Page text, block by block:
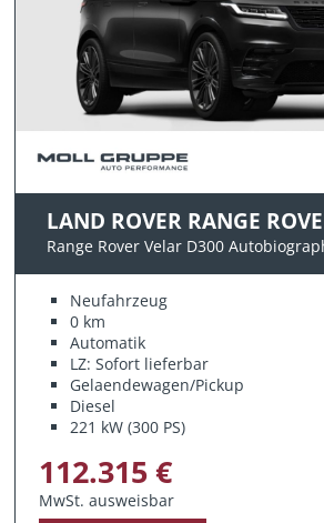
LAND ROVER RANGE
Range Rover Velar D300
Neufahrzeug
0 km
Automatik
LZ: Sofort lieferbar
Gelaendewagen/Pickup
Diesel
221 kW (300 PS)
112.315 €
MwSt. ausweisbar